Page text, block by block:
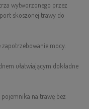
wytworzonego przez
skoszonej trawy do
mocy.
ułatwiającym dokładne
na trawę bez